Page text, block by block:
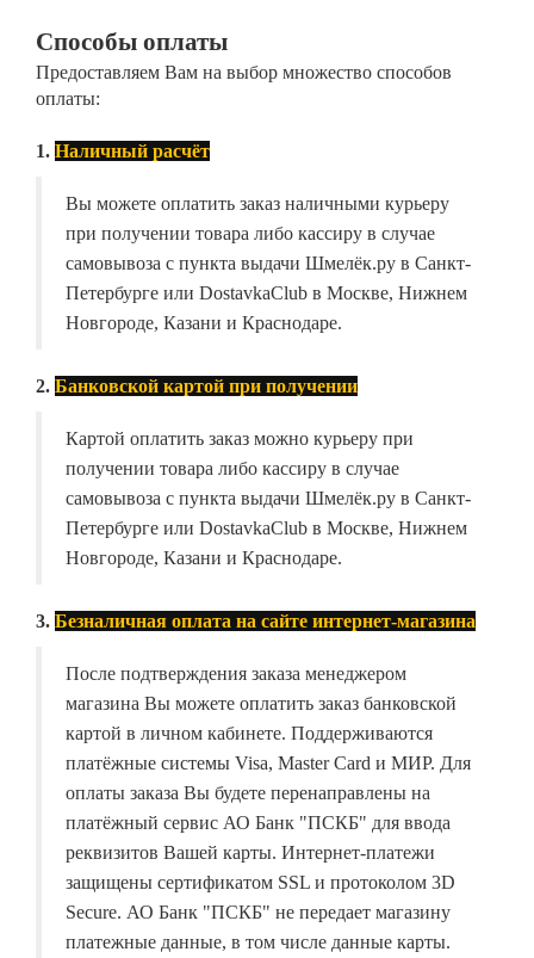
Способы оплаты
Предоставляем Вам на выбор множество способов
оплаты:
1. Наличный расчёт
Вы можете оплатить заказ наличными курьеру
при получении товара либо кассиру в случае
самовывоза с пункта выдачи Шмелёк.ру в Санкт-
Петербурге или DostavkaClub в Москве, Нижнем
Новгороде, Казани и Краснодаре.
2. Банковской картой при получении
Картой оплатить заказ можно курьеру при
получении товара либо кассиру в случае
самовывоза с пункта выдачи Шмелёк.ру в Санкт-
Петербурге или DostavkaClub в Москве, Нижнем
Новгороде, Казани и Краснодаре.
3. Безналичная оплата на сайте интернет-магазина
После подтверждения заказа менеджером
магазина Вы можете оплатить заказ банковской
картой в личном кабинете. Поддерживаются
платёжные системы Visa, Master Card и МИР. Для
оплаты заказа Вы будете перенаправлены на
платёжный сервис АО Банк "ПСКБ" для ввода
реквизитов Вашей карты. Интернет-платежи
защищены сертификатом SSL и протоколом 3D
Secure. АО Банк "ПСКБ" не передает магазину
платежные данные, в том числе данные карты.